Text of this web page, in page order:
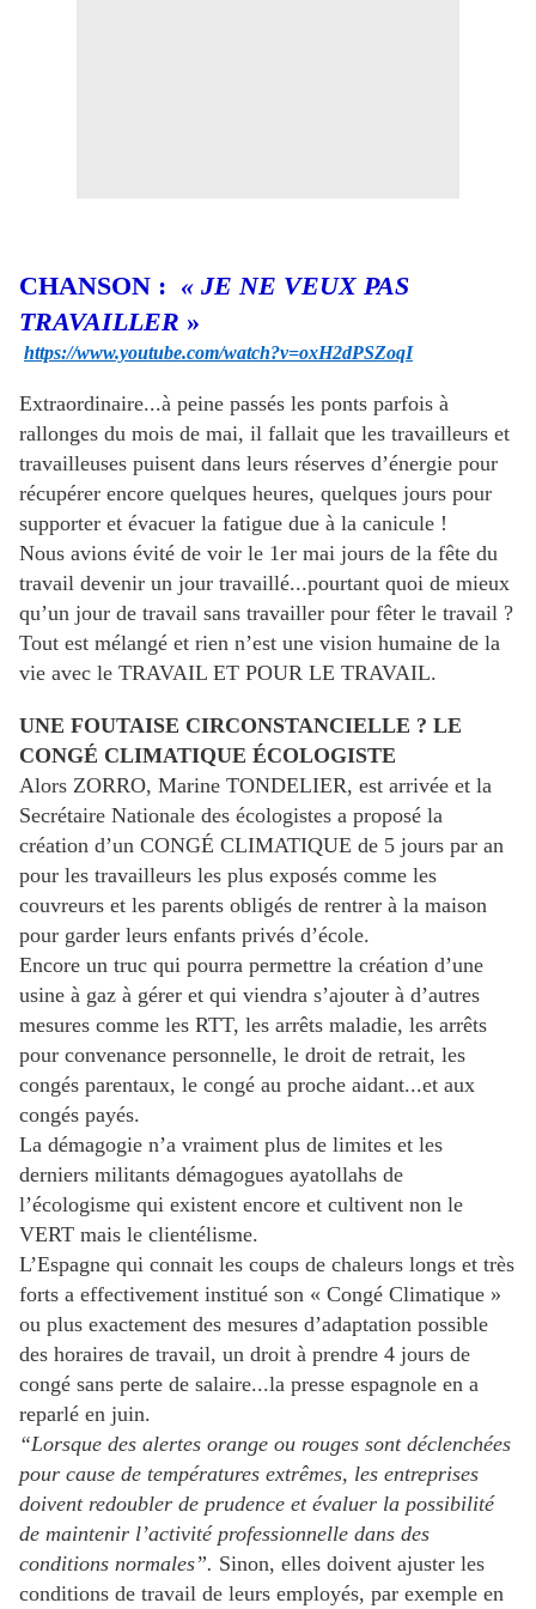
CHANSON : « JE NE VEUX PAS
TRAVAILLER »
https://www.youtube.com/watch?v=oxH2dPSZoqI
Extraordinaire...à peine passés les ponts parfois à
rallonges du mois de mai, il fallait que les travailleurs et
travailleuses puisent dans leurs réserves d’énergie pour
récupérer encore quelques heures, quelques jours pour
supporter et évacuer la fatigue due à la canicule !
Nous avions évité de voir le 1er mai jours de la fête du
travail devenir un jour travaillé...pourtant quoi de mieux
qu’un jour de travail sans travailler pour fêter le travail ?
Tout est mélangé et rien n’est une vision humaine de la
vie avec le TRAVAIL ET POUR LE TRAVAIL.
UNE FOUTAISE CIRCONSTANCIELLE ? LE
CONGÉ CLIMATIQUE ÉCOLOGISTE
Alors ZORRO, Marine TONDELIER, est arrivée et la
Secrétaire Nationale des écologistes a proposé la
création d’un CONGÉ CLIMATIQUE de 5 jours par an
pour les travailleurs les plus exposés comme les
couvreurs et les parents obligés de rentrer à la maison
pour garder leurs enfants privés d’école.
Encore un truc qui pourra permettre la création d’une
usine à gaz à gérer et qui viendra s’ajouter à d’autres
mesures comme les RTT, les arrêts maladie, les arrêts
pour convenance personnelle, le droit de retrait, les
congés parentaux, le congé au proche aidant...et aux
congés payés.
La démagogie n’a vraiment plus de limites et les
derniers militants démagogues ayatollahs de
l’écologisme qui existent encore et cultivent non le
VERT mais le clientélisme.
L’Espagne qui connait les coups de chaleurs longs et très
forts a effectivement institué son « Congé Climatique »
ou plus exactement des mesures d’adaptation possible
des horaires de travail, un droit à prendre 4 jours de
congé sans perte de salaire...la presse espagnole en a
reparlé en juin.
“Lorsque des alertes orange ou rouges sont déclenchées
pour cause de températures extrêmes, les entreprises
doivent redoubler de prudence et évaluer la possibilité
de maintenir l’activité professionnelle dans des
conditions normales”. Sinon, elles doivent ajuster les
conditions de travail de leurs employés, par exemple en